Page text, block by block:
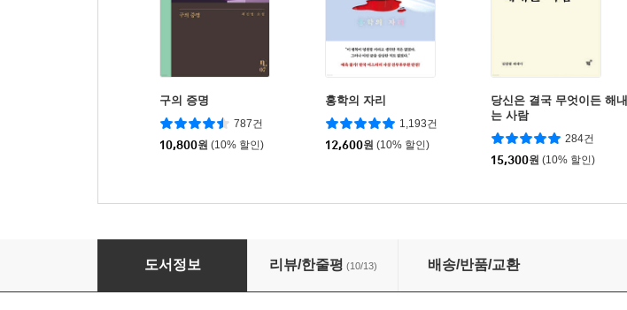
구의 증명
787건
10,800원 (10% 할인)
홍학의 자리
1,193건
12,600원 (10% 할인)
당신은 결국 무엇이든 해내
는 사람
284건
15,300원 (10% 할인)
The Black Book 검은 감정
도서정보 리뷰/한줄평 (10/13) 배송/반품/교환